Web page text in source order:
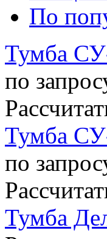
По
Тумба
по
Тумба
по
Тумба